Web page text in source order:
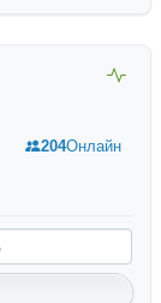
204Онлайн